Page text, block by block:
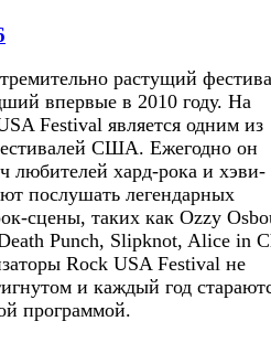
растущий
впервые в 2010 году. На
Festival является одним из
США. Ежегодно он
любителей хард-рока и хэви-
послушать легендарных
сцены, таких как Ozzy
Punch, Slipknot, Alice in
Rock USA Festival не
и каждый год
программой.